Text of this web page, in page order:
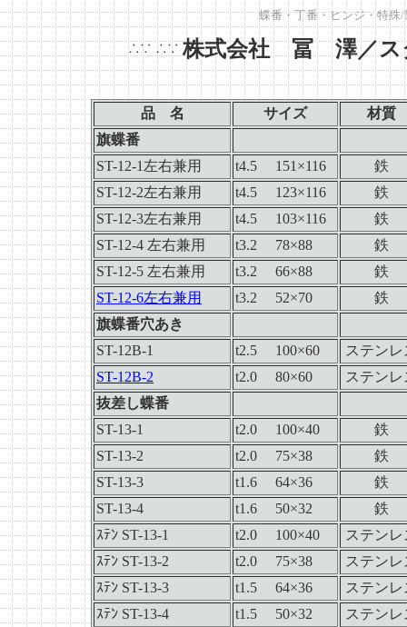
蝶番・丁番・ヒンジ・特
∴∵ ∴∵ 株式会社 冨 澤／ス
品 名 サイズ
材質
旗蝶番
ST-12-1左右兼用
t4.5 151×116
鉄
ST-12-2左右兼用
t4.5 123×116
鉄
ST-12-3左右兼用
t4.5 103×116
鉄
ST-12-4 左右兼用
t3.2 78×88
鉄
ST-12-5 左右兼用
t3.2 66×88
鉄
ST-12-6左右兼用
t3.2 52×70
鉄
旗蝶番穴あき
ST-12B-1
t2.5 100×60
ステンレ
ST-12B-2
t2.0 80×60
ステンレ
抜差し蝶番
ST-13-1
t2.0 100×40
鉄
ST-13-2
t2.0 75×38
鉄
ST-13-3
t1.6 64×36
鉄
ST-13-4
t1.6 50×32
鉄
ｽﾃﾝ ST-13-1
t2.0 100×40
ステンレ
ｽﾃﾝ ST-13-2
t2.0 75×38
ステンレ
ｽﾃﾝ ST-13-3
t1.5 64×36
ステンレ
ｽﾃﾝ ST-13-4
t1.5 50×32
ステンレ